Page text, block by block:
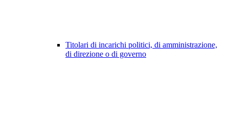
Titolari di incarichi politici, di amministrazione,
di direzione o di governo